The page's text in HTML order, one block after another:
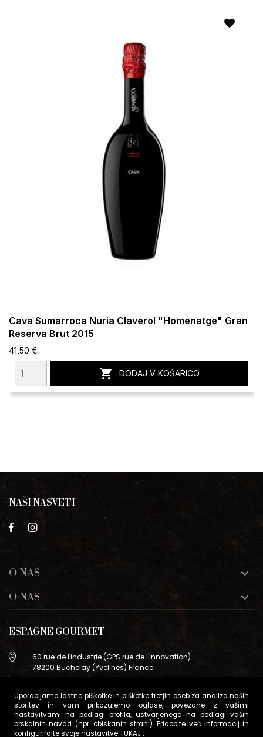
Uporabljamo lastne piškotke in piškotke tretjih oseb za analizo naših
storitev in vam prikazujemo oglase, povezane z vašimi
nastavitvami na podlagi profila, ustvarjenega na podlagi vaših
brskalnih navad (npr. obiskanih strani). Pridobite več informacij in
konfigurirajte svoje nastavitveTUKAJ .
Cava Sumarroca Nuria Claverol "Homenatge" Gran
Reserva Brut 2015
41,50 €
 DODAJ V KOŠARICO
NAŠI NASVETI
O NAS 
O NAS 
ESPAGNE GOURMET
60 rue de l'industrie (GPS rue de l'innovation)
78200 Buchelay (Yvelines) France
info@espagne-gourmet.com
78200 Buchelay (Yvelines) France